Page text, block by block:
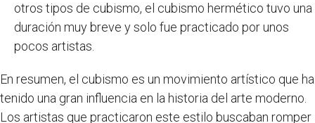
otros tipos de cubismo, el cubismo hermético tuvo una
duración muy breve y solo fue practicado por unos
pocos artistas.
En resumen, el cubismo es un movimiento artístico que ha
tenido una gran influencia en la historia del arte moderno.
Los artistas que practicaron este estilo buscaban romper